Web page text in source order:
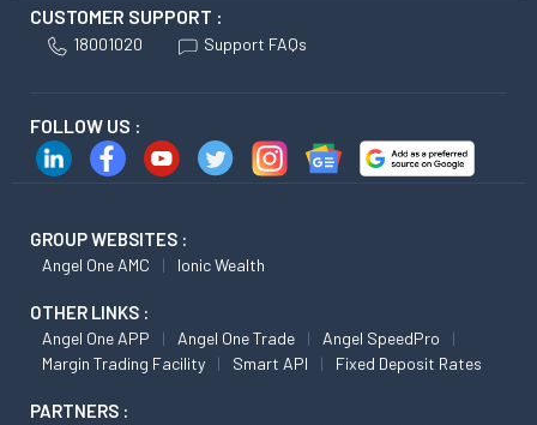
CUSTOMER SUPPORT :
18001020 Support FAQs
FOLLOW US :
GROUP WEBSITES :
Angel One AMC Ionic Wealth
OTHER LINKS :
Angel One APP Angel One Trade
Angel SpeedPro
Margin Trading Facility
Smart API Fixed Deposit Rates
PARTNERS :